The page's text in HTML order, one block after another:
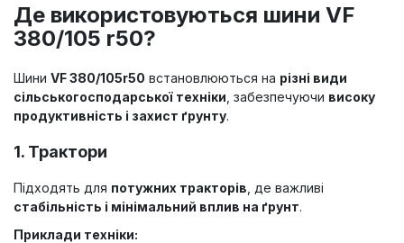
Де використовуються шини VF
380/105 r50?
Шини VF 380/105r50 встановлюються на різні види
сільськогосподарської техніки , забезпечуючи високу
продуктивність і захист ґрунту.
1. Трактори
Підходять для потужних тракторів , де важливі
стабільність і мінімальний вплив на ґрунт.
Приклади техніки: